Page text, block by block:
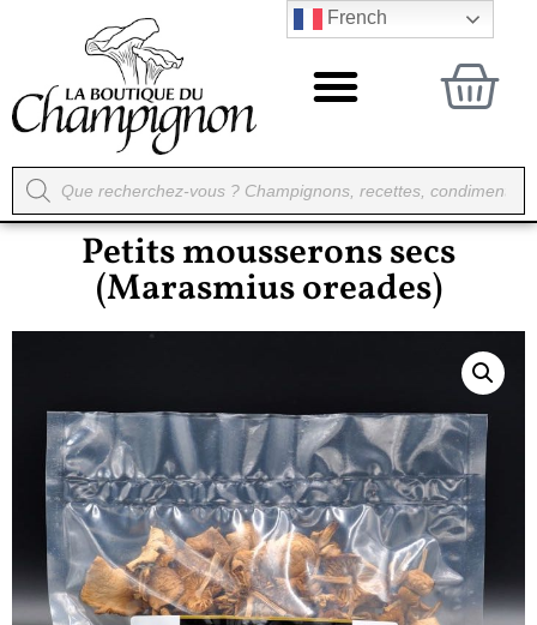
Petits mousserons secs
(Marasmius oreades)
French